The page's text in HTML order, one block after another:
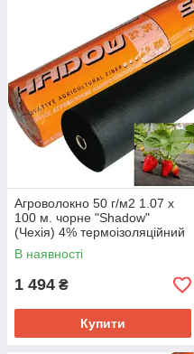
Агроволокно 50 г/м2 1.07 х
100 м. чорне "Shadow"
(Чехія) 4% термоізоляційний
настил для рослин
В наявності
1 494 ₴
Купити